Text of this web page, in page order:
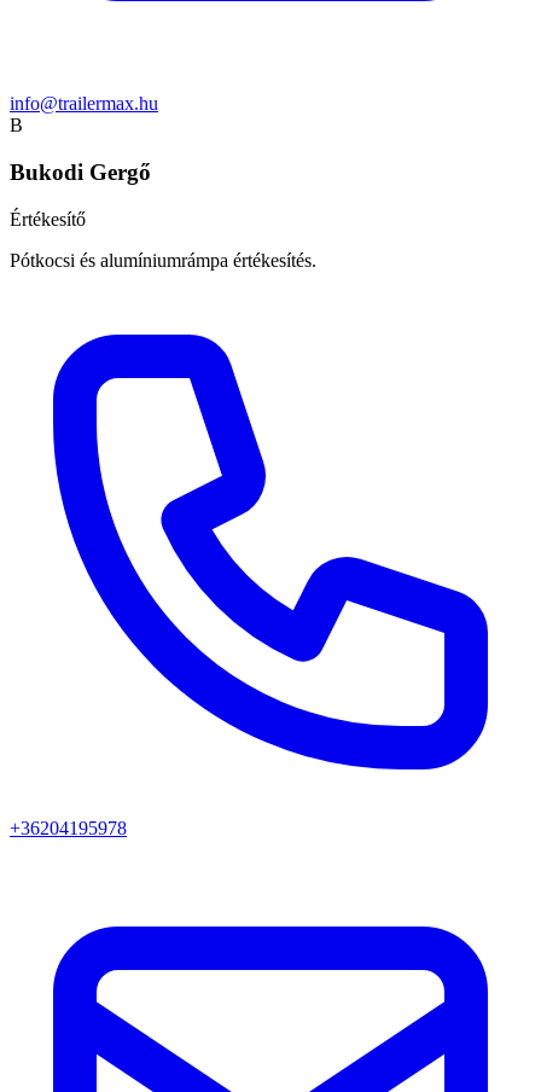
info@trailermax.hu
B
Bukodi Gergő
Értékesítő
Pótkocsi és alumíniumrámpa értékesítés.
+36204195978